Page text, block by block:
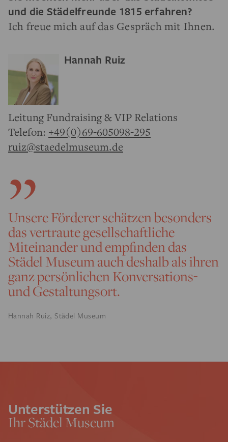
und die Städelfreunde 1815 erfahren?
Ich freue mich auf das Gespräch mit Ihnen.
Hannah Ruiz
Leitung Fundraising & VIP Relations
Telefon: +49(0)69-605098-295
ruiz@staedelmuseum.de
Unsere Förderer schätzen besonders
das vertraute gesellschaftliche
Miteinander und empfinden das
Städel Museum auch deshalb als ihren
ganz persönlichen Konversations-
und Gestaltungsort.
Hannah Ruiz, Städel Museum
Unterstützen Sie
Ihr Städel Museum